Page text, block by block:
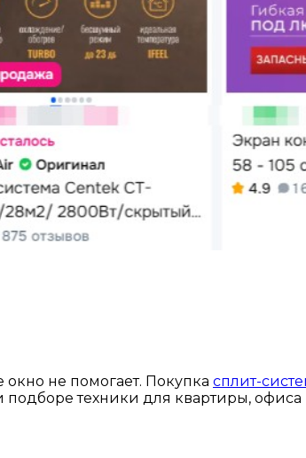
окно не помогает. Покупка сплит-
техники для квартиры, офиса